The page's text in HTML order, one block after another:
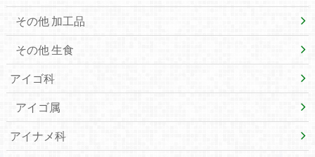
その他 加工品
その他 生食
アイゴ科
アイゴ属
アイナメ科